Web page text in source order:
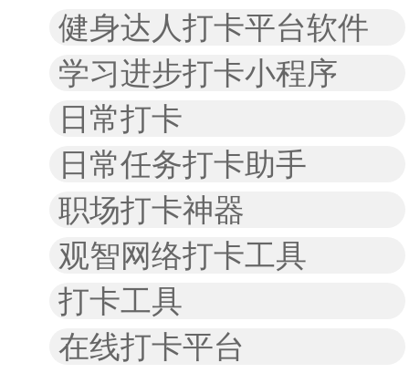
健身达人打卡平台软件
学习进步打卡小程序
日常打卡
日常任务打卡助手
职场打卡神器
观智网络打卡工具
打卡工具
在线打卡平台